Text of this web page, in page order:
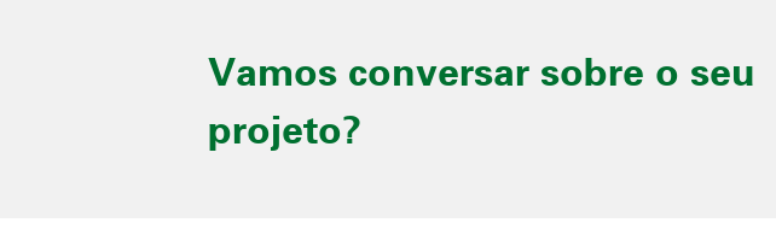
Vamos conversar sobre o seu
projeto?